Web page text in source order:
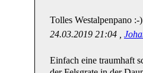
Tolles Westalpenpano :-)
24.03.2019 21:04 ,
Einfach eine traumhaft